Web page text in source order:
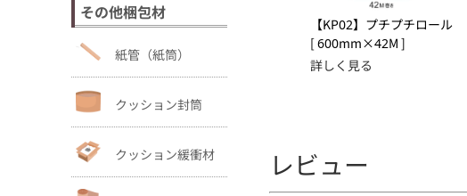
その他梱包材
紙管（紙筒）
クッション封筒
クッション緩衝材
【KP02】プチプチロール
[ 600mm×42M ]
詳しく見る
レビュー